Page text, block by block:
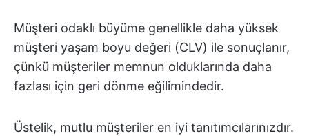
Müşteri odaklı büyüme genellikle daha yüksek
müşteri yaşam boyu değeri (CLV) ile sonuçlanır,
çünkü müşteriler memnun olduklarında daha
fazlası için geri dönme eğilimindedir.
Üstelik, mutlu müşteriler en iyi tanıtımcılarınızdır.